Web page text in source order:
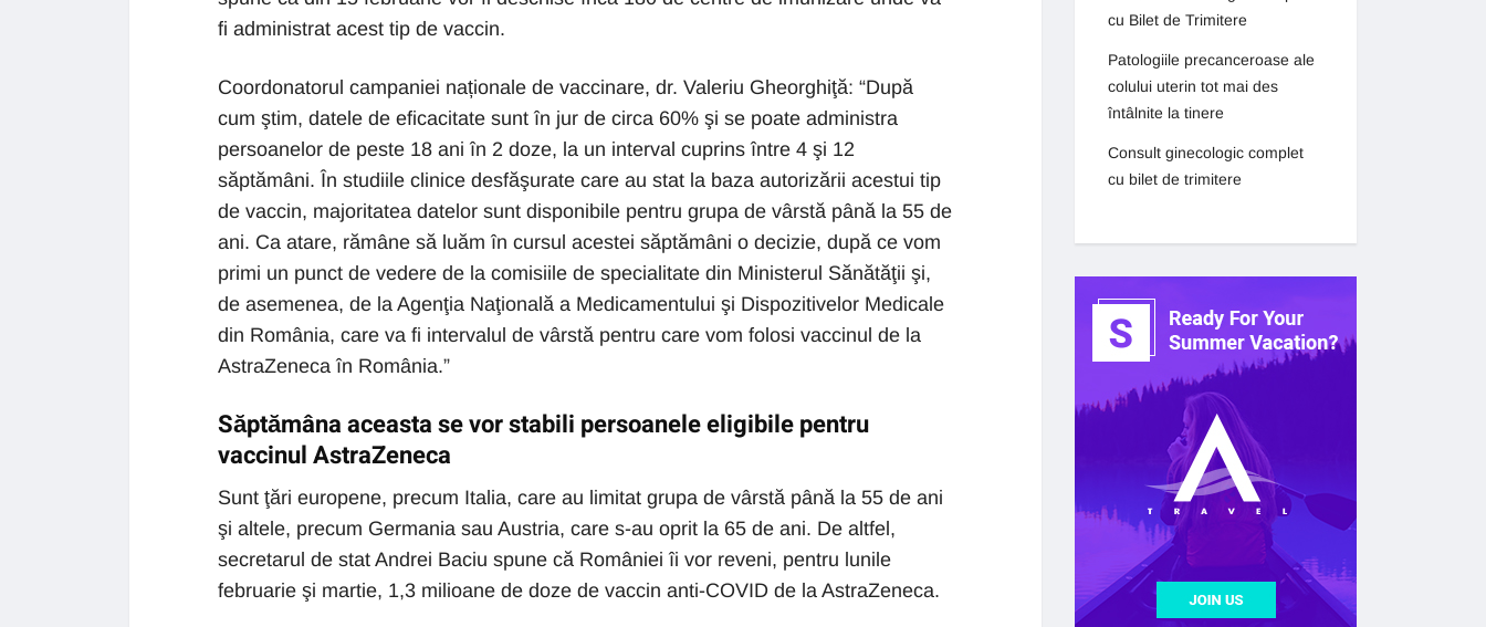
fi administrat acest tip de vaccin.
Coordonatorul campaniei naționale de vaccinare, dr. Valeriu Gheorghiţă: “După
cum ştim, datele de eficacitate sunt în jur de circa 60% şi se poate administra
persoanelor de peste 18 ani în 2 doze, la un interval cuprins între 4 şi 12
săptămâni. În studiile clinice desfăşurate care au stat la baza autorizării acestui tip
de vaccin, majoritatea datelor sunt disponibile pentru grupa de vârstă până la 55 de
ani. Ca atare, rămâne să luăm în cursul acestei săptămâni o decizie, după ce vom
primi un punct de vedere de la comisiile de specialitate din Ministerul Sănătăţii şi,
de asemenea, de la Agenţia Naţională a Medicamentului şi Dispozitivelor Medicale
din România, care va fi intervalul de vârstă pentru care vom folosi vaccinul de la
AstraZeneca în România.”
Săptămâna aceasta se vor stabili persoanele eligibile pentru
vaccinul AstraZeneca
Sunt ţări europene, precum Italia, care au limitat grupa de vârstă până la 55 de ani
şi altele, precum Germania sau Austria, care s-au oprit la 65 de ani. De altfel,
secretarul de stat Andrei Baciu spune că României îi vor reveni, pentru lunile
februarie şi martie, 1,3 milioane de doze de vaccin anti-COVID de la AstraZeneca.
cu Bilet de Trimitere
Patologiile precanceroase ale
colului uterin tot mai des
întâlnite la tinere
Consult ginecologic complet
cu bilet de trimitere